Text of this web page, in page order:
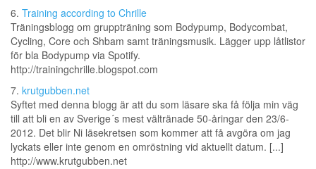
6. Training according to Chrille
Träningsblogg om gruppträning som Bodypump, Bodycombat,
Cycling, Core och Shbam samt träningsmusik. Lägger upp låtlistor
för bla Bodypump via Spotify.
http://trainingchrille.blogspot.com
7. krutgubben.net
Syftet med denna blogg är att du som läsare ska få följa min väg
till att bli en av Sverige´s mest vältränade 50-åringar den 23/6-
2012. Det blir Ni läsekretsen som kommer att få avgöra om jag
lyckats eller inte genom en omröstning vid aktuellt datum. [...]
http://www.krutgubben.net